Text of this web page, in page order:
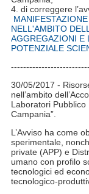
4. di correggere
NELL'AMBITO
AGGREGAZIONI E
POTENZIALE
30/05/2017 -
nell’ambito
Laboratori
Campania”.
L’Avviso ha come
sperimentale,
private (APP) e
umano con profilo
tecnologici ed
tecnologico-